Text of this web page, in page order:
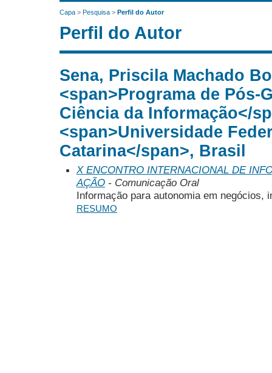
Capa > Pesquisa > Perfil do Autor
Perfil do Autor
Sena, Priscila Machado
<span>Programa de Pós-
Ciência da Informação</
<span>Universidade
Catarina</span>, Brasil
X ENCONTRO INTERNACIONAL DE
AÇÃO - Comunicação Oral
Informação para autonomia em negócios,
RESUMO